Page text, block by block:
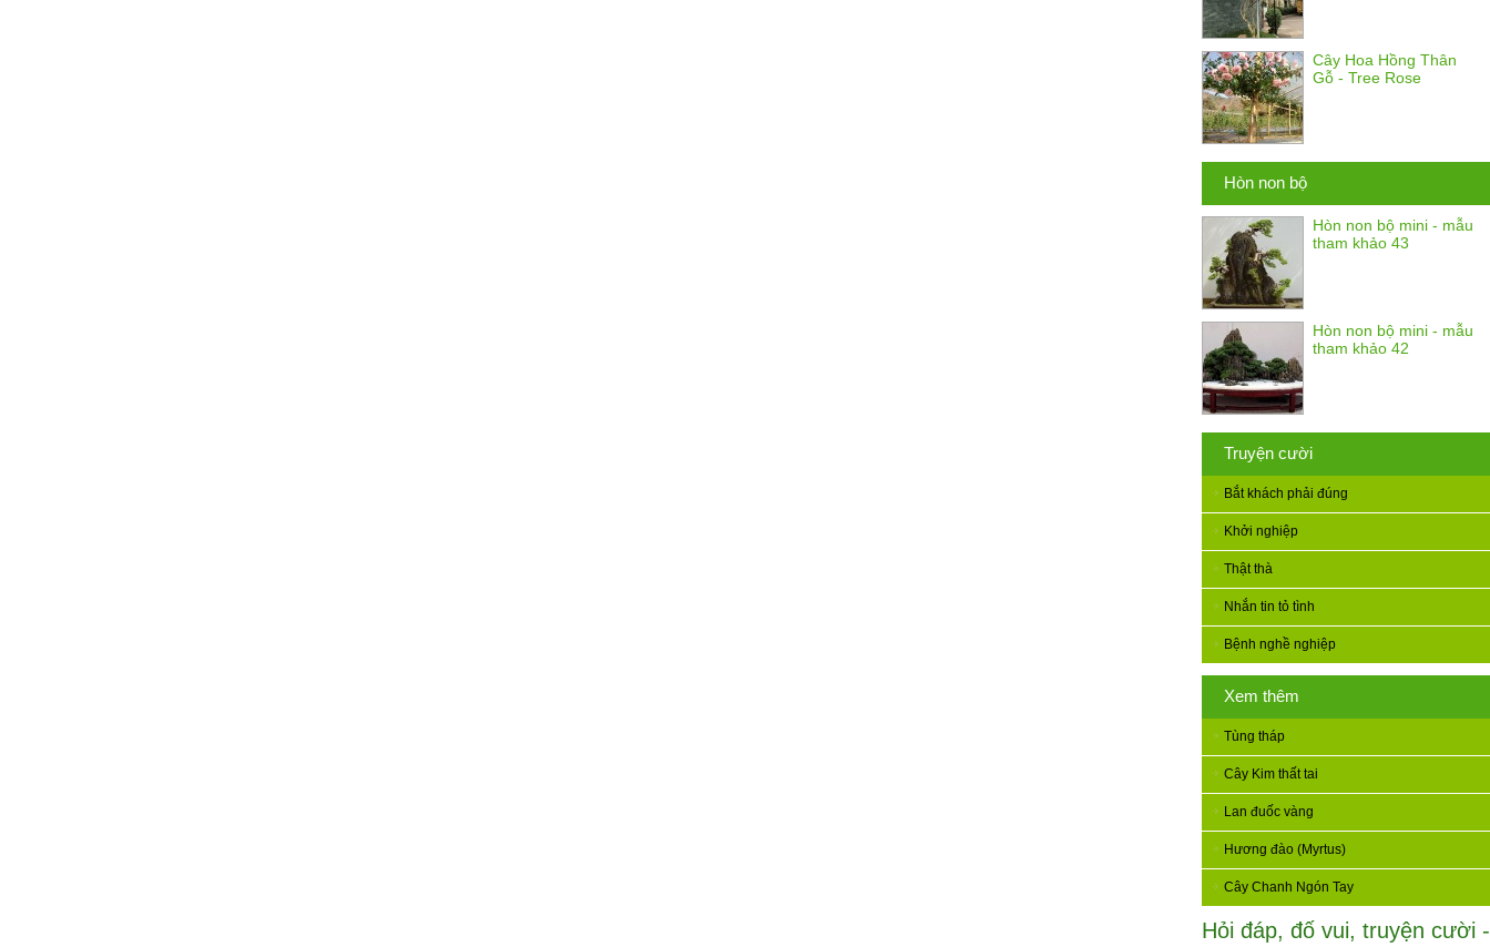
Cây Hoa Hồng Thân
Gỗ - Tree Rose
Hòn non bộ
Hòn non bộ mini - mẫu
tham khảo 43
Hòn non bộ mini - mẫu
tham khảo 42
Truyện cười
Bắt khách phải đúng
Khởi nghiệp
Thật thà
Nhắn tin tỏ tình
Bệnh nghề nghiệp
Xem thêm
Tùng tháp
Cây Kim thất tai
Lan đuốc vàng
Hương đào (Myrtus)
Cây Chanh Ngón Tay
Hỏi đáp, đố vui, truyện cười -